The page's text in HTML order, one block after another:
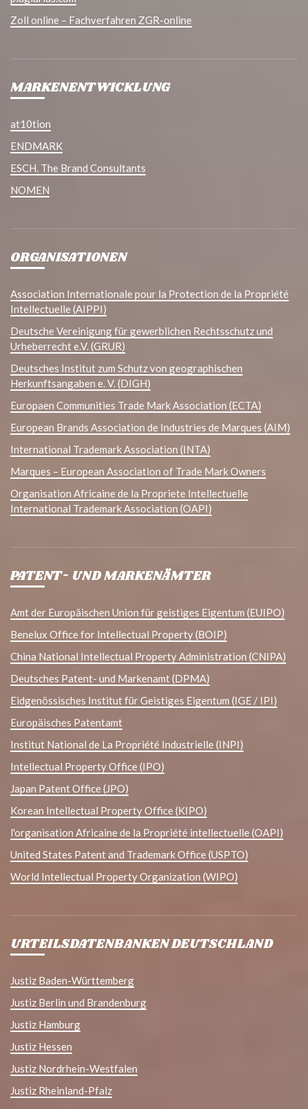
Zoll online – Fachverfahren ZGR-online
MARKENENTWICKLUNG
at10tion
ENDMARK
ESCH. The Brand Consultants
NOMEN
ORGANISATIONEN
Association Internationale pour la Protection de la Propriété
Intellectuelle (AIPPI)
Deutsche Vereinigung für gewerblichen Rechtsschutz und
Urheberrecht e.V. (GRUR)
Deutsches Institut zum Schutz von geographischen
Herkunftsangaben e. V. (DIGH)
Europaen Communities Trade Mark Association (ECTA)
European Brands Association de Industries de Marques (AIM)
International Trademark Association (INTA)
Marques – European Association of Trade Mark Owners
Organisation Africaine de la Propriete Intellectuelle
International Trademark Association (OAPI)
PATENT- UND MARKENÄMTER
Amt der Europäischen Union für geistiges Eigentum (EUIPO)
Benelux Office for Intellectual Property (BOIP)
China National Intellectual Property Administration (CNIPA)
Deutsches Patent- und Markenamt (DPMA)
Eidgenössisches Institut für Geistiges Eigentum (IGE / IPI)
Europäisches Patentamt
Institut National de La Propriété Industrielle (INPI)
Intellectual Property Office (IPO)
Japan Patent Office (JPO)
Korean Intellectual Property Office (KIPO)
l'organisation Africaine de la Propriété intellectuelle (OAPI)
United States Patent and Trademark Office (USPTO)
World Intellectual Property Organization (WIPO)
URTEILSDATENBANKEN DEUTSCHLAND
Justiz Baden-Württemberg
Justiz Berlin und Brandenburg
Justiz Hamburg
Justiz Hessen
Justiz Nordrhein-Westfalen
Justiz Rheinland-Pfalz